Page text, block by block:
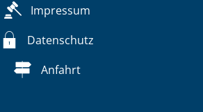
Impressum
Datenschutz
Anfahrt